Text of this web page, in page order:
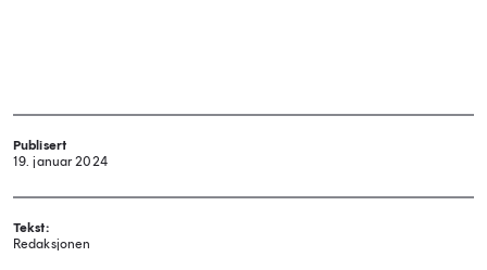
Publisert
19. januar 2024
Tekst:
Redaksjonen